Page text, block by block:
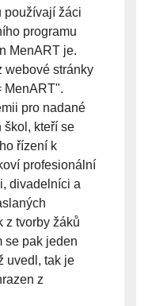
používají žáci
programu
MenART je.
webové stránky
MenART".
pro nadané
škol, kteří se
řízení k
profesionální
divadelníci a
z tvorby žáků
se pak jeden
uvedl, tak je
z